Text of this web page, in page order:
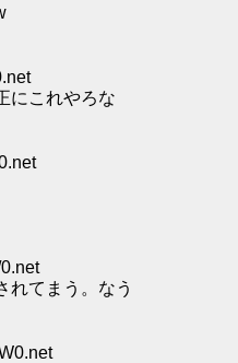
にこれやろな
れてまう。なう